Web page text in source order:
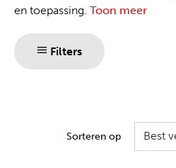
en toepassing. Toon meer
Filters
Sorteren op Best